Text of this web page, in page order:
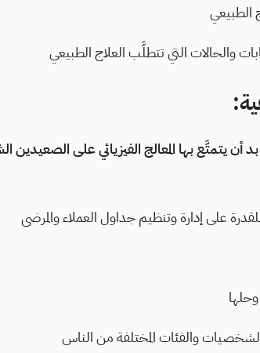
الطبيعي
والحالات التي تتطلَّب العلاج الطبيعي
أن يتمتَّع بها المعالج الفيزيائي على
على إدارة وتنظيم جداول العملاء والمرضى
وحلها
والفئات المختلفة من الناس